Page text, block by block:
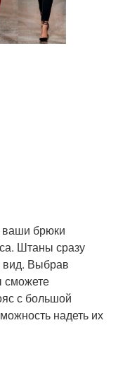
брюки
Штаны сразу
вид. Выбрав
сможете
с большой
надеть их